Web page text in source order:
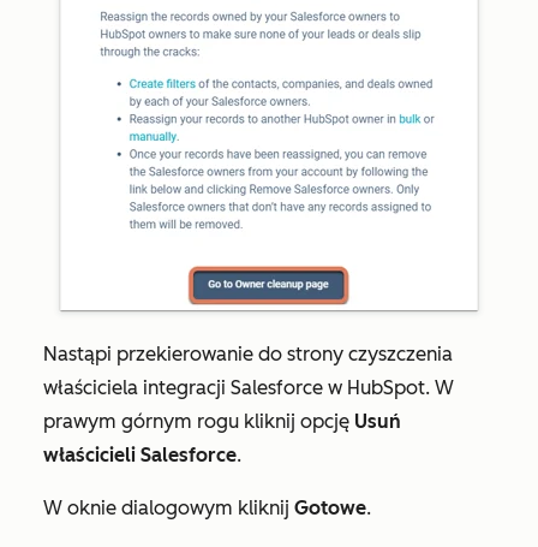
Nastąpi przekierowanie do strony czyszczenia
właściciela integracji Salesforce w HubSpot. W
prawym górnym rogu kliknij opcję Usuń
właścicieli Salesforce.
W oknie dialogowym kliknij Gotowe.